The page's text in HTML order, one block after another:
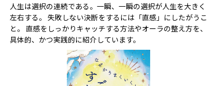
人生は選択の連続である。一瞬、一瞬の選択が人生を大きく
左右する。 失敗しない決断をするには「直感」にしたがうこ
と。 直感をしっかりキャッチする方法やオーラの整え方を、
具体的、かつ実践的に紹介しています。